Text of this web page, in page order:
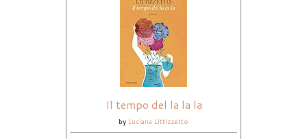
Il tempo del la la la
by Luciana Littizzetto